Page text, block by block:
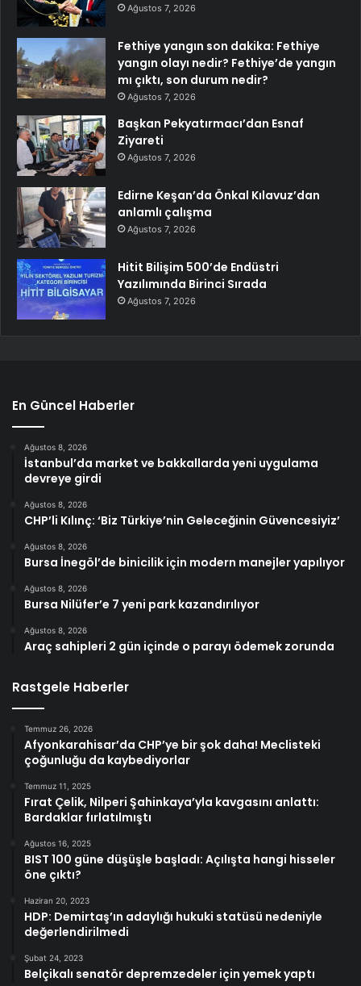
Ağustos 7, 2026
Fethiye yangın son dakika: Fethiye
yangın olayı nedir? Fethiye’de yangın
mı çıktı, son durum nedir?
Ağustos 7, 2026
Başkan Pekyatırmacı’dan Esnaf
Ziyareti
Ağustos 7, 2026
Edirne Keşan’da Önkal Kılavuz’dan
anlamlı çalışma
Ağustos 7, 2026
Hitit Bilişim 500’de Endüstri
Yazılımında Birinci Sırada
Ağustos 7, 2026
En Güncel Haberler
Ağustos 8, 2026
İstanbul’da market ve bakkallarda yeni uygulama
devreye girdi
Ağustos 8, 2026
CHP’li Kılınç: ‘Biz Türkiye’nin Geleceğinin Güvencesiyiz’
Ağustos 8, 2026
Bursa İnegöl’de binicilik için modern manejler yapılıyor
Ağustos 8, 2026
Bursa Nilüfer’e 7 yeni park kazandırılıyor
Ağustos 8, 2026
Araç sahipleri 2 gün içinde o parayı ödemek zorunda
Rastgele Haberler
Temmuz 26, 2026
Afyonkarahisar’da CHP’ye bir şok daha! Meclisteki
çoğunluğu da kaybediyorlar
Temmuz 11, 2025
Fırat Çelik, Nilperi Şahinkaya’yla kavgasını anlattı:
Bardaklar fırlatılmıştı
Ağustos 16, 2025
BIST 100 güne düşüşle başladı: Açılışta hangi hisseler
öne çıktı?
Haziran 20, 2023
HDP: Demirtaş’ın adaylığı hukuki statüsü nedeniyle
değerlendirilmedi
Şubat 24, 2023
Belçikalı senatör depremzedeler için yemek yaptı